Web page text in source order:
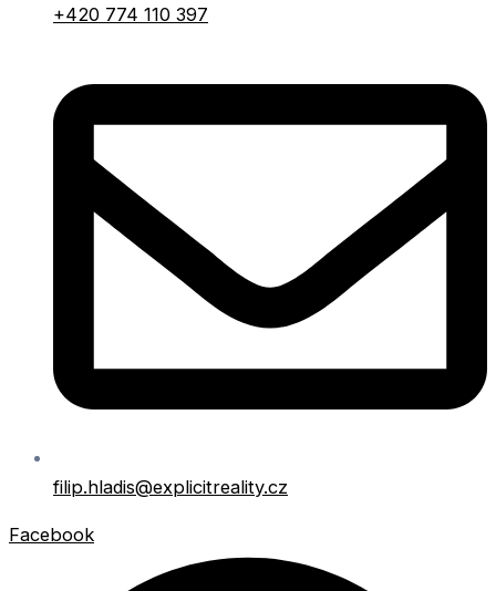
+420 774 110 397
filip.hladis@explicitreality.cz
Facebook